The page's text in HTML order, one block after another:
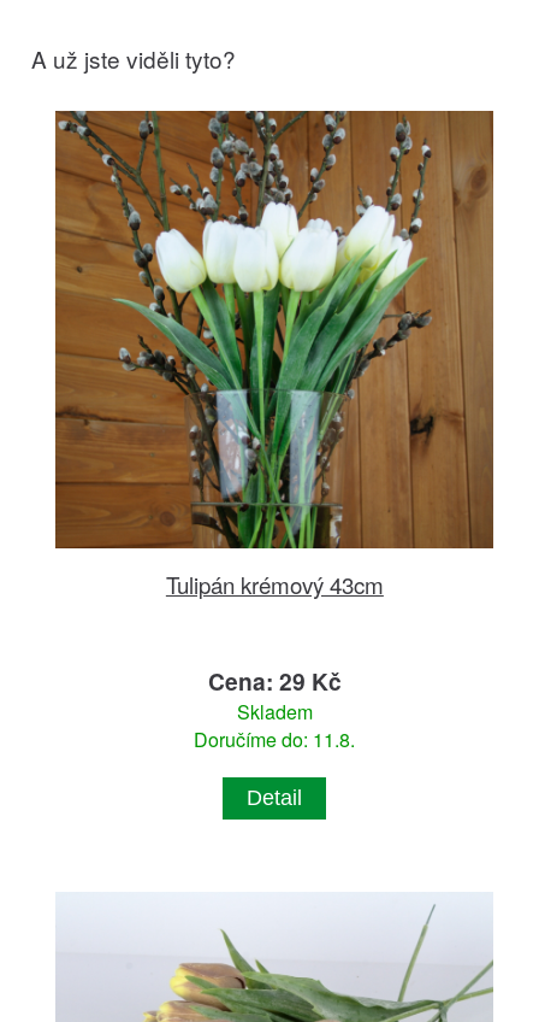
A už jste viděli tyto?
Tulipán krémový 43cm
Cena: 29 Kč
Skladem
Doručíme do: 11.8.
Detail